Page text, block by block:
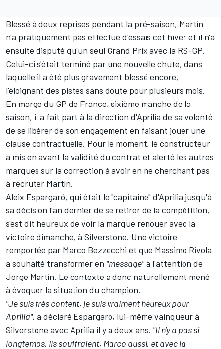
Blessé à deux reprises pendant la pré-saison, Martín
n'a pratiquement pas effectué d'essais cet hiver et il n'a
ensuite disputé qu'un seul Grand Prix avec la RS-GP.
Celui-ci s'était terminé par une nouvelle chute, dans
laquelle il a été plus gravement blessé encore,
l'éloignant des pistes sans doute pour plusieurs mois.
En marge du GP de France, sixième manche de la
saison, il a fait part à la direction d'Aprilia de sa volonté
de se libérer de son engagement en faisant jouer une
clause contractuelle. Pour le moment, le constructeur
a mis en avant la validité du contrat et alerté les autres
marques sur la correction à avoir en ne cherchant pas
à recruter Martín.
Aleix Espargaró, qui était le "capitaine" d'Aprilia jusqu'à
sa décision l'an dernier de se retirer de la compétition,
s'est dit heureux de voir la marque renouer avec la
victoire dimanche, à Silverstone. Une victoire
remportée par Marco Bezzecchi et que Massimo Rivola
a souhaité transformer en "message"à l'attention de
Jorge Martín. Le contexte a donc naturellement mené
à évoquer la situation du champion.
"Je suis très content, je suis vraiment heureux pour
Aprilia", a déclaré Espargaró, lui-même vainqueur à
Silverstone avec Aprilia il y a deux ans. "Il n'y a pas si
longtemps, ils souffraient, Marco aussi, et avec la